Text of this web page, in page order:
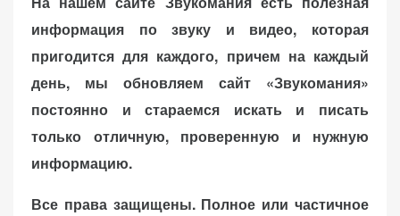
информация по звуку и видео, которая
пригодится для каждого, причем на каждый
день, мы обновляем сайт «Звукомания»
постоянно и стараемся искать и писать
только отличную, проверенную и нужную
информацию.
Все права защищены. Полное или частичное